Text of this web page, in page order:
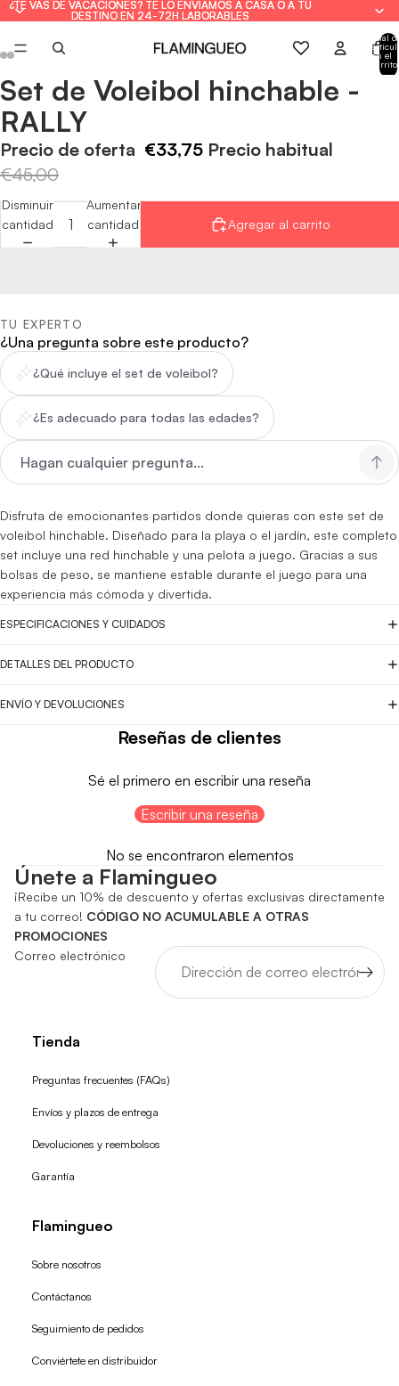
¿TE VAS DE VACACIONES? TE LO ENVIAMOS A CASA O A TU
DESTINO EN 24-72H LABORABLES
¿TE VAS DE VACACIONES? TE LO ENVIAMOS A CASA O A TU
DESTINO EN 24-72H LABORABLES
Total
en el
carrito:
Abrir
imagen
a
pantalla
Abrir
imagen
a
pantalla
Abrir
imagen
a
pantalla
Abrir
imagen
a
pantalla
Abrir
imagen
a
pantalla
Abrir
imagen
a
pantalla
Set de Voleibol hinchable -
RALLY
Precio de oferta €33,75 Precio habitual
€45,00
Disminuir
cantidad
Aumentar
cantidad
Agregar al carrito
TU EXPERTO
¿Una pregunta sobre este producto?
¿Qué incluye el set de voleibol?
¿Es adecuado para todas las edades?
Disfruta de emocionantes partidos donde quieras con este set de
voleibol hinchable. Diseñado para la playa o el jardín, este completo
set incluye una red hinchable y una pelota a juego. Gracias a sus
bolsas de peso, se mantiene estable durante el juego para una
experiencia más cómoda y divertida.
ESPECIFICACIONES Y CUIDADOS
DETALLES DEL PRODUCTO
ENVÍO Y DEVOLUCIONES
Reseñas de clientes
Sé el primero en escribir una reseña
Escribir una reseña
No se encontraron elementos
Únete a Flamingueo
¡Recibe un 10% de descuento y ofertas exclusivas directamente
a tu correo! CÓDIGO NO ACUMULABLE A OTRAS
PROMOCIONES
Correo electrónico
Tienda
Preguntas frecuentes (FAQs)
Envíos y plazos de entrega
Devoluciones y reembolsos
Garantía
Flamingueo
Sobre nosotros
Contáctanos
Seguimiento de pedidos
Conviértete en distribuidor